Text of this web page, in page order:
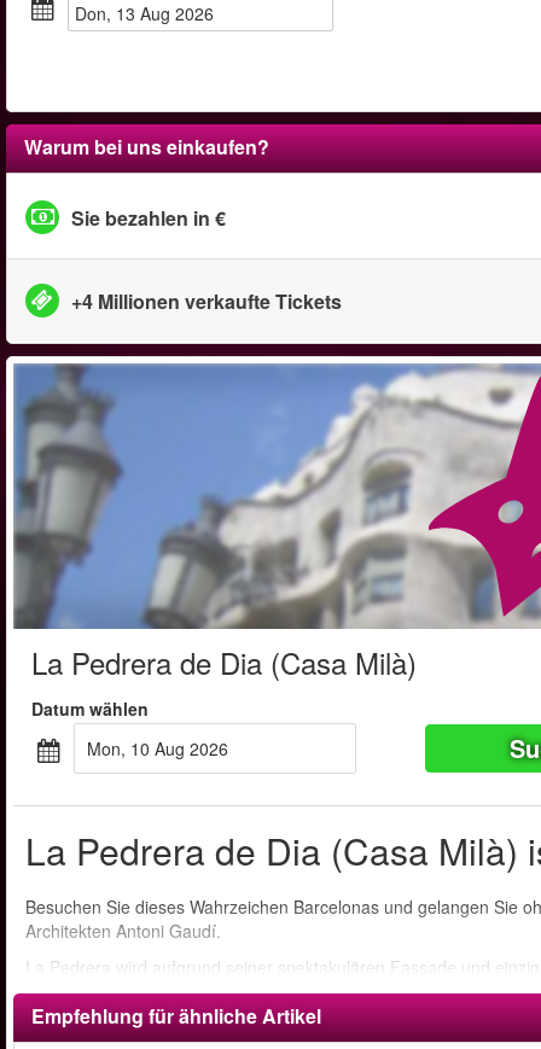
Don, 13 Aug 2026
Warum bei uns einkaufen?
Sie bezahlen in €
+4 Millionen verkaufte Tickets
La Pedrera de Dia (Casa Milà)
Datum wählen
Mon, 10 Aug 2026
La Pedrera de Dia (Casa Milà)
Besuchen Sie dieses Wahrzeichen Barcelonas und gelangen Sie
Architekten Antoni Gaudí.
La Pedrera wird aufgrund seiner spektakulären Fassade und
Jahrhunderts bezeichnet
Empfehlung für ähnliche Artikel